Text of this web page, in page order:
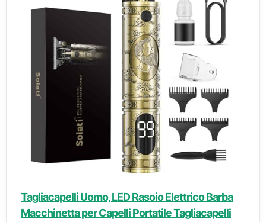
Tagliacapelli Uomo, LED Rasoio Elettrico Barba
Macchinetta per Capelli Portatile Tagliacapelli